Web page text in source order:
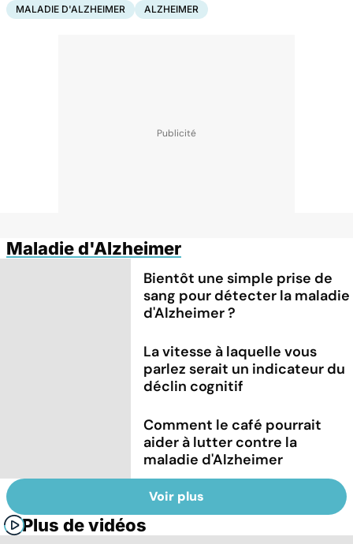
MALADIE D'ALZHEIMER ALZHEIMER
Maladie d'Alzheimer
Bientôt une simple prise de
sang pour détecter la maladie
d'Alzheimer ?
La vitesse à laquelle vous
parlez serait un indicateur du
déclin cognitif
Comment le café pourrait
aider à lutter contre la
maladie d'Alzheimer
Voir plus
Plus de vidéos